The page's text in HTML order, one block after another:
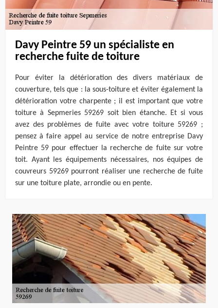
Davy Peintre 59 un spécialiste en
recherche fuite de toiture
Pour éviter la détérioration des divers matériaux de
couverture, tels que : la sous-toiture et éviter également la
détérioration votre charpente ; il est important que votre
toiture à Sepmeries 59269 soit bien étanche. Et si vous
avez des problèmes de fuite avec votre toiture 59269 ;
pensez à faire appel au service de notre entreprise Davy
Peintre 59 pour effectuer la recherche de fuite sur votre
toit. Ayant les équipements nécessaires, nos équipes de
couvreurs 59269 pourront réaliser une recherche de fuite
sur une toiture plate, arrondie ou en pente.